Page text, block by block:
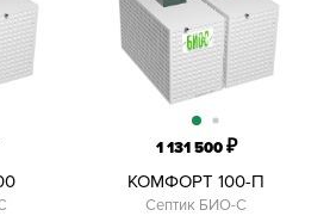
1 131 500₽
КОМФОРТ 100-П
Септик БИО-С